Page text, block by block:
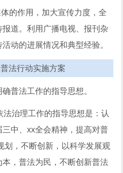
作用，加大宣传力度，全
道。利用广播电视、报刊杂
动的进展情况和典型经验。
法行动实施方案
法工作的指导思想。
治理工作的指导思想是：认
中、xx全会精神，提高对普
划，不断创新，以科学发展观
，普法为民，不断创新普法